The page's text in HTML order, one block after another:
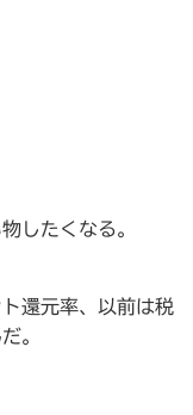
したくなる。
還元率、以前は税
。